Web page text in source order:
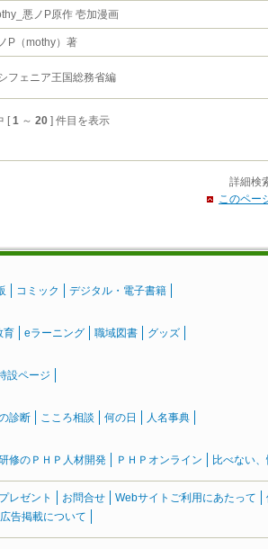
悪ノP原作 壱加漫画
P（mothy）著
フェニア王国総務省編
[1～ 20] 件目を表示
詳細検
このペー
コミック デジタル・電子書籍
育 eラーニング 職域図書 グッズ
設ページ
診断 こころ相談 何の日 人名事典
修のＰＨＰ人材開発 ＰＨＰオンライン 比べない
プレゼント お問合せ Webサイトご利用にあたって
広告掲載について